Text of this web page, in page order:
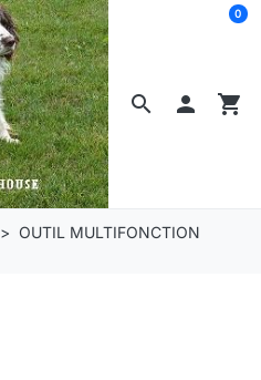
search  shopping_cart
0
OUTIL MULTIFONCTION